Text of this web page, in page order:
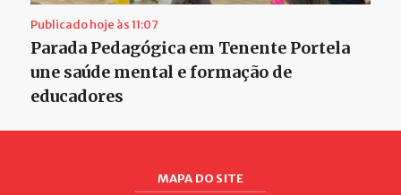
Publicado hoje às 11:07
Parada Pedagógica em Tenente Portela
une saúde mental e formação de
educadores
MAPA DO SITE